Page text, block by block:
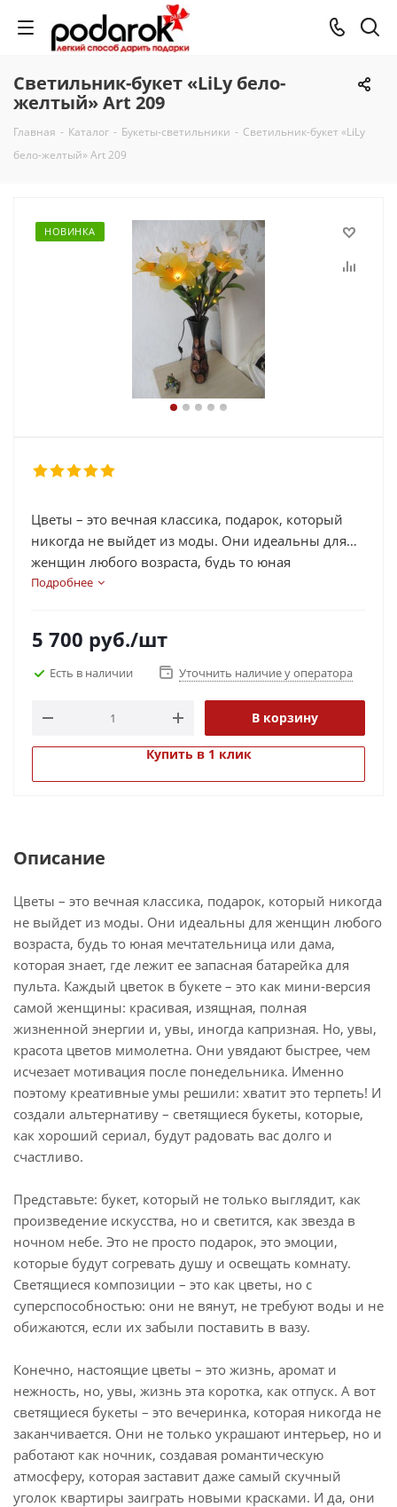
Светильник-букет «LiLy бело-
желтый» Art 209
Главная - Каталог - Букеты-светильники - Светильник-букет «LiLy
бело-желтый» Art 209
НОВИНКА
Цветы – это вечная классика, подарок, который
никогда не выйдет из моды. Они идеальны для
женщин любого возраста, будь то юная
мечтательница или дама, которая знает, где лежит
Подробнее
5 700 руб./шт
Есть в наличии Уточнить наличие у оператора
В корзину
Купить в 1 клик
Описание
Цветы – это вечная классика, подарок, который никогда
не выйдет из моды. Они идеальны для женщин любого
возраста, будь то юная мечтательница или дама,
которая знает, где лежит ее запасная батарейка для
пульта. Каждый цветок в букете – это как мини-версия
самой женщины: красивая, изящная, полная
жизненной энергии и, увы, иногда капризная. Но, увы,
красота цветов мимолетна. Они увядают быстрее, чем
исчезает мотивация после понедельника. Именно
поэтому креативные умы решили: хватит это терпеть! И
создали альтернативу – светящиеся букеты, которые,
как хороший сериал, будут радовать вас долго и
счастливо.
Представьте: букет, который не только выглядит, как
произведение искусства, но и светится, как звезда в
ночном небе. Это не просто подарок, это эмоции,
которые будут согревать душу и освещать комнату.
Светящиеся композиции – это как цветы, но с
суперспособностью: они не вянут, не требуют воды и не
обижаются, если их забыли поставить в вазу.
Конечно, настоящие цветы – это жизнь, аромат и
нежность, но, увы, жизнь эта коротка, как отпуск. А вот
светящиеся букеты – это вечеринка, которая никогда не
заканчивается. Они не только украшают интерьер, но и
работают как ночник, создавая романтическую
атмосферу, которая заставит даже самый скучный
уголок квартиры заиграть новыми красками. И да, они